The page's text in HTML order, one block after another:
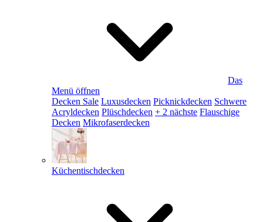
Das
Menü öffnen
Decken Sale Luxusdecken Picknickdecken Schwere
Acryldecken Plüschdecken + 2 nächste Flauschige
Decken Mikrofaserdecken
Küchentischdecken